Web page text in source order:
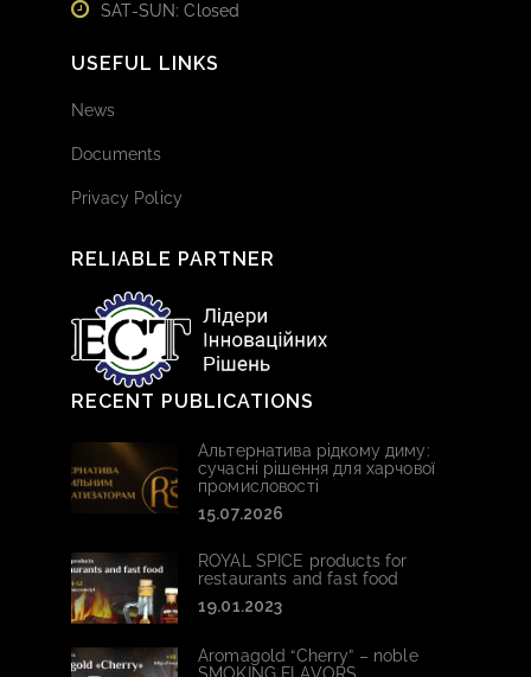
SAT-SUN: Closed
USEFUL LINKS
News
Documents
Privacy Policy
RELIABLE PARTNER
RECENT PUBLICATIONS
Альтернатива рідкому диму:
сучасні рішення для харчової
промисловості
15.07.2026
ROYAL SPICE products for
restaurants and fast food
19.01.2023
Aromagold “Cherry” – noble